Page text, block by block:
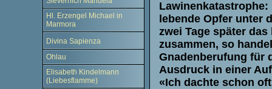
Hl. Erzengel Michael in
Marmora
Divina Sapienza
Ohlau
Elisabeth Kindelmann
(Liebesflamme)
Lawinenkatastrophe:
lebende Opfer unter
zwei Tage später
zusammen, so
Gnadenberufung für
Ausdruck in einer
«Ich dachte schon